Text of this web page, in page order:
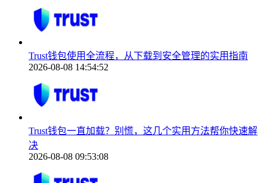
Trust钱包使用全流程，从下载到安全管理的实用指南
2026-08-08 14:54:52
Trust钱包一直加载？别慌，这几个实用方法帮你快速解
决
2026-08-08 09:53:08